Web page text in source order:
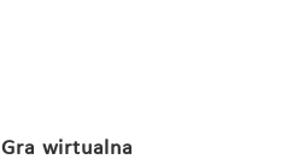
Gra wirtualna